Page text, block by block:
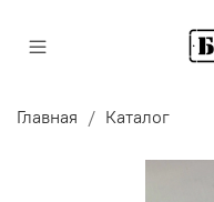
Главная Каталог